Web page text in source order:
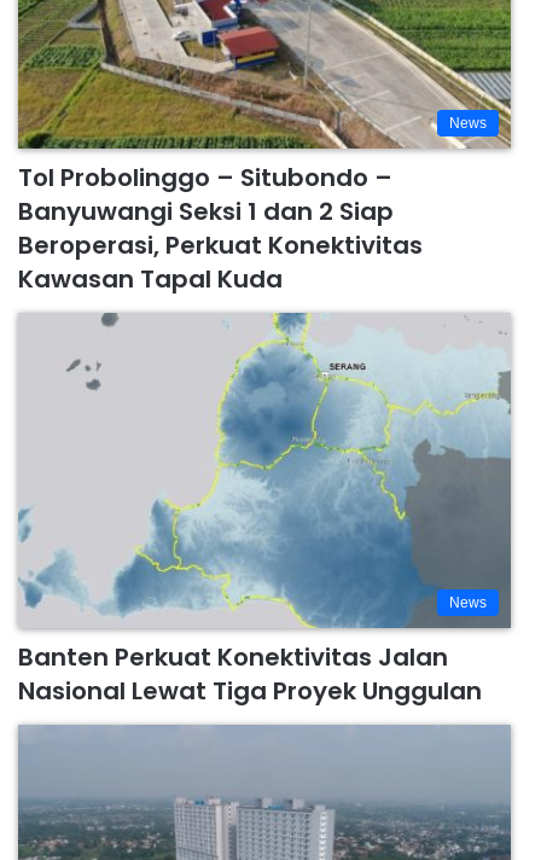
News
Tol Probolinggo – Situbondo –
Banyuwangi Seksi 1 dan 2 Siap
Beroperasi, Perkuat Konektivitas
Kawasan Tapal Kuda
News
Banten Perkuat Konektivitas Jalan
Nasional Lewat Tiga Proyek Unggulan